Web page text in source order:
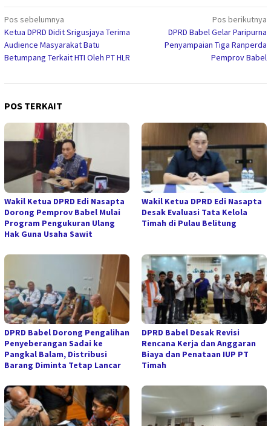
Navigasi
pos
Pos sebelumnya
Ketua DPRD Didit Srigusjaya Terima
Audience Masyarakat Batu
Betumpang Terkait HTI Oleh PT HLR
Pos berikutnya
DPRD Babel Gelar Paripurna
Penyampaian Tiga Ranperda
Pemprov Babel
POS TERKAIT
Wakil Ketua DPRD Edi Nasapta
Dorong Pemprov Babel Mulai
Program Pengukuran Ulang
Hak Guna Usaha Sawit
Wakil Ketua DPRD Edi Nasapta
Desak Evaluasi Tata Kelola
Timah di Pulau Belitung
DPRD Babel Dorong Pengalihan
Penyeberangan Sadai ke
Pangkal Balam, Distribusi
Barang Diminta Tetap Lancar
DPRD Babel Desak Revisi
Rencana Kerja dan Anggaran
Biaya dan Penataan IUP PT
Timah